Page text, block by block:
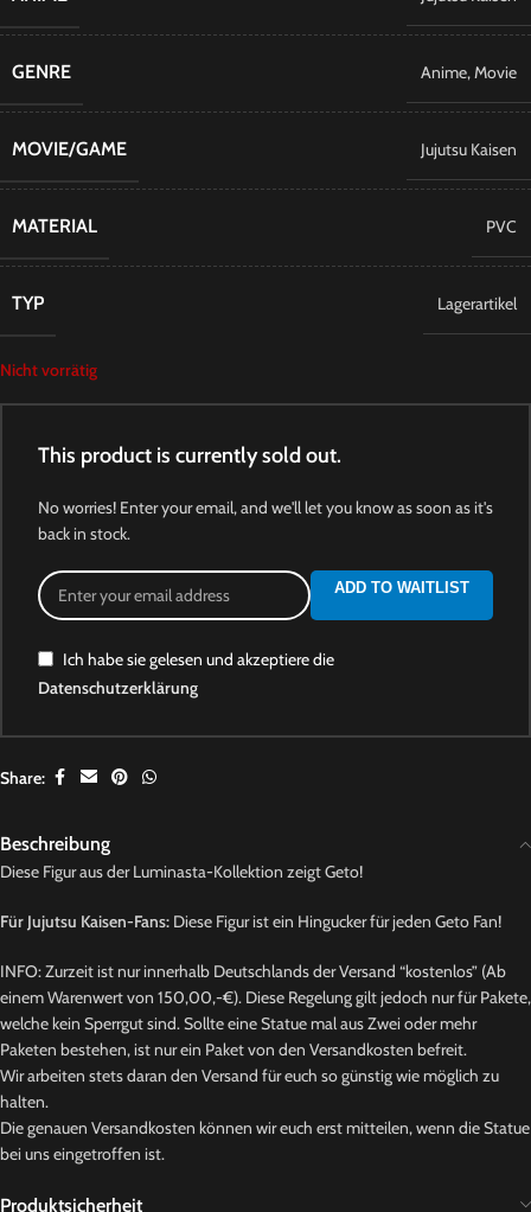
GENRE Anime,Movie
MOVIE/GAME Jujutsu Kaisen
MATERIAL PVC
TYP Lagerartikel
Nicht vorrätig
This product is currently sold out.
No worries! Enter your email, and we'll let you know as soon as it's
back in stock.
ADD TO WAITLIST
Ich habe sie gelesen und akzeptiere die
Datenschutzerklärung
Share:
Beschreibung
Diese Figur aus der Luminasta-Kollektion zeigt Geto!
Für Jujutsu Kaisen-Fans: Diese Figur ist ein Hingucker für jeden Geto Fan!
INFO: Zurzeit ist nur innerhalb Deutschlands der Versand “kostenlos” (Ab
einem Warenwert von 150,00,-€). Diese Regelung gilt jedoch nur für Pakete,
welche kein Sperrgut sind. Sollte eine Statue mal aus Zwei oder mehr
Paketen bestehen, ist nur ein Paket von den Versandkosten befreit.
Wir arbeiten stets daran den Versand für euch so günstig wie möglich zu
halten.
Die genauen Versandkosten können wir euch erst mitteilen, wenn die Statue
bei uns eingetroffen ist.
Produktsicherheit